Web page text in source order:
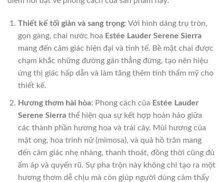
Thiết kế tối giản và sang trọng: Với hình dáng trụ tròn,
gọn gàng, chai nước hoa Estée Lauder Serene Sierra
mang đến cảm giác hiện đại và tinh tế. Bề mặt chai được
chạm khắc những đường gân thẳng đứng, tạo nên hiệu
ứng thị giác hấp dẫn và làm tăng thêm tính thẩm mỹ cho
thiết kế.
Hương thơm hài hòa: Phong cách của Estée Lauder
Serene Sierrathể hiện qua sự kết hợp hoàn hảo giữa
các thành phần hương hoa và trái cây. Mùi hương của
mật ong, hoa trinh nữ (mimosa), và quả hồ trăn mang
đến cảm giác nhẹ nhàng, thanh thoát, đồng thời cũng đủ
ấm áp và quyến rũ. Sự pha trộn này không chỉ tạo ra một
hương thơm dễ chịu mà còn giúp người dùng cảm thấy